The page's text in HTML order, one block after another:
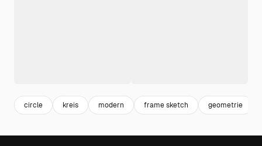
circle kreis modern frame sketch geometrie